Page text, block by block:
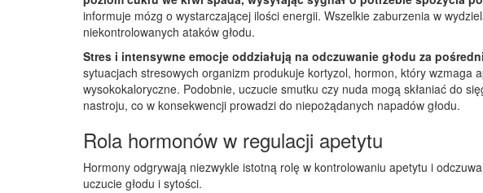
informuje mózg o wystarczającej ilości energii. Wszelkie zaburzenia w
niekontrolowanych ataków głodu.
Stres i intensywne emocje oddziałują na odczuwanie głodu za
sytuacjach stresowych organizm produkuje kortyzol, hormon, który wzmaga
wysokokaloryczne. Podobnie, uczucie smutku czy nuda mogą skłaniać do
nastroju, co w konsekwencji prowadzi do niepożądanych napadów głodu.
Rola hormonów w regulacji apetytu
Hormony odgrywają niezwykle istotną rolę w kontrolowaniu apetytu i
uczucie głodu i sytości.